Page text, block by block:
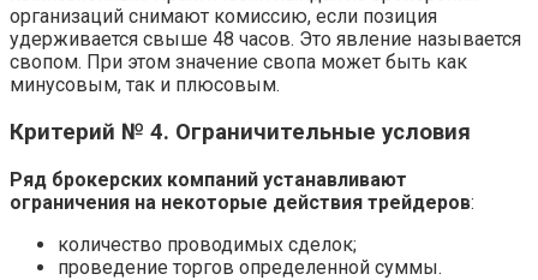
организаций снимают комиссию, если позиция
удерживается свыше 48 часов. Это явление называется
свопом. При этом значение свопа может быть как
минусовым, так и плюсовым.
Критерий № 4. Ограничительные условия
Ряд брокерских компаний устанавливают
ограничения на некоторые действия трейдеров:
количество проводимых сделок;
проведение торгов определенной суммы.